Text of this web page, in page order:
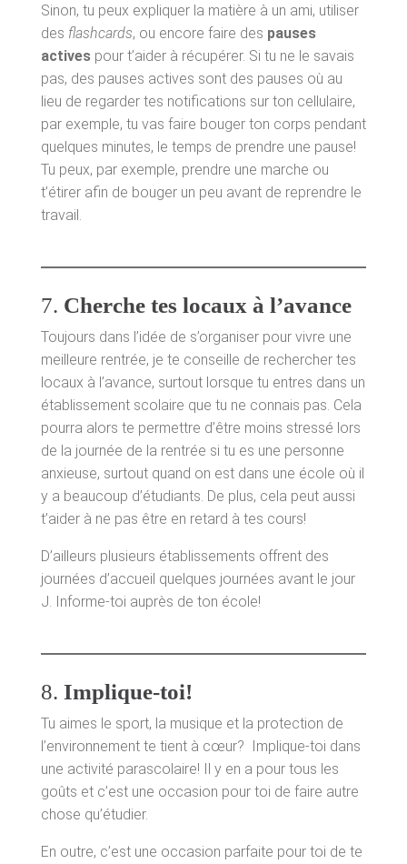
Sinon, tu peux expliquer la matière à un ami, utiliser
des flashcards, ou encore faire des pauses
activespour t’aider à récupérer. Si tu ne le savais
pas, des pauses actives sont des pauses où au
lieu de regarder tes notifications sur ton cellulaire,
par exemple, tu vas faire bouger ton corps pendant
quelques minutes, le temps de prendre une pause!
Tu peux, par exemple, prendre une marche ou
t’étirer afin de bouger un peu avant de reprendre le
travail.
7. Cherche tes locaux à l’avance
Toujours dans l’idée de s’organiser pour vivre une
meilleure rentrée, je te conseille de rechercher tes
locaux à l’avance, surtout lorsque tu entres dans un
établissement scolaire que tu ne connais pas. Cela
pourra alors te permettre d’être moins stressé lors
de la journée de la rentrée si tu es une personne
anxieuse, surtout quand on est dans une école où il
y a beaucoup d’étudiants. De plus, cela peut aussi
t’aider à ne pas être en retard à tes cours!
D’ailleurs plusieurs établissements offrent des
journées d’accueil quelques journées avant le jour
J. Informe-toi auprès de ton école!
8. Implique-toi!
Tu aimes le sport, la musique et la protection de
l’environnement te tient à cœur? Implique-toi dans
une activité parascolaire! Il y en a pour tous les
goûts et c’est une occasion pour toi de faire autre
chose qu’étudier.
En outre, c’est une occasion parfaite pour toi de te